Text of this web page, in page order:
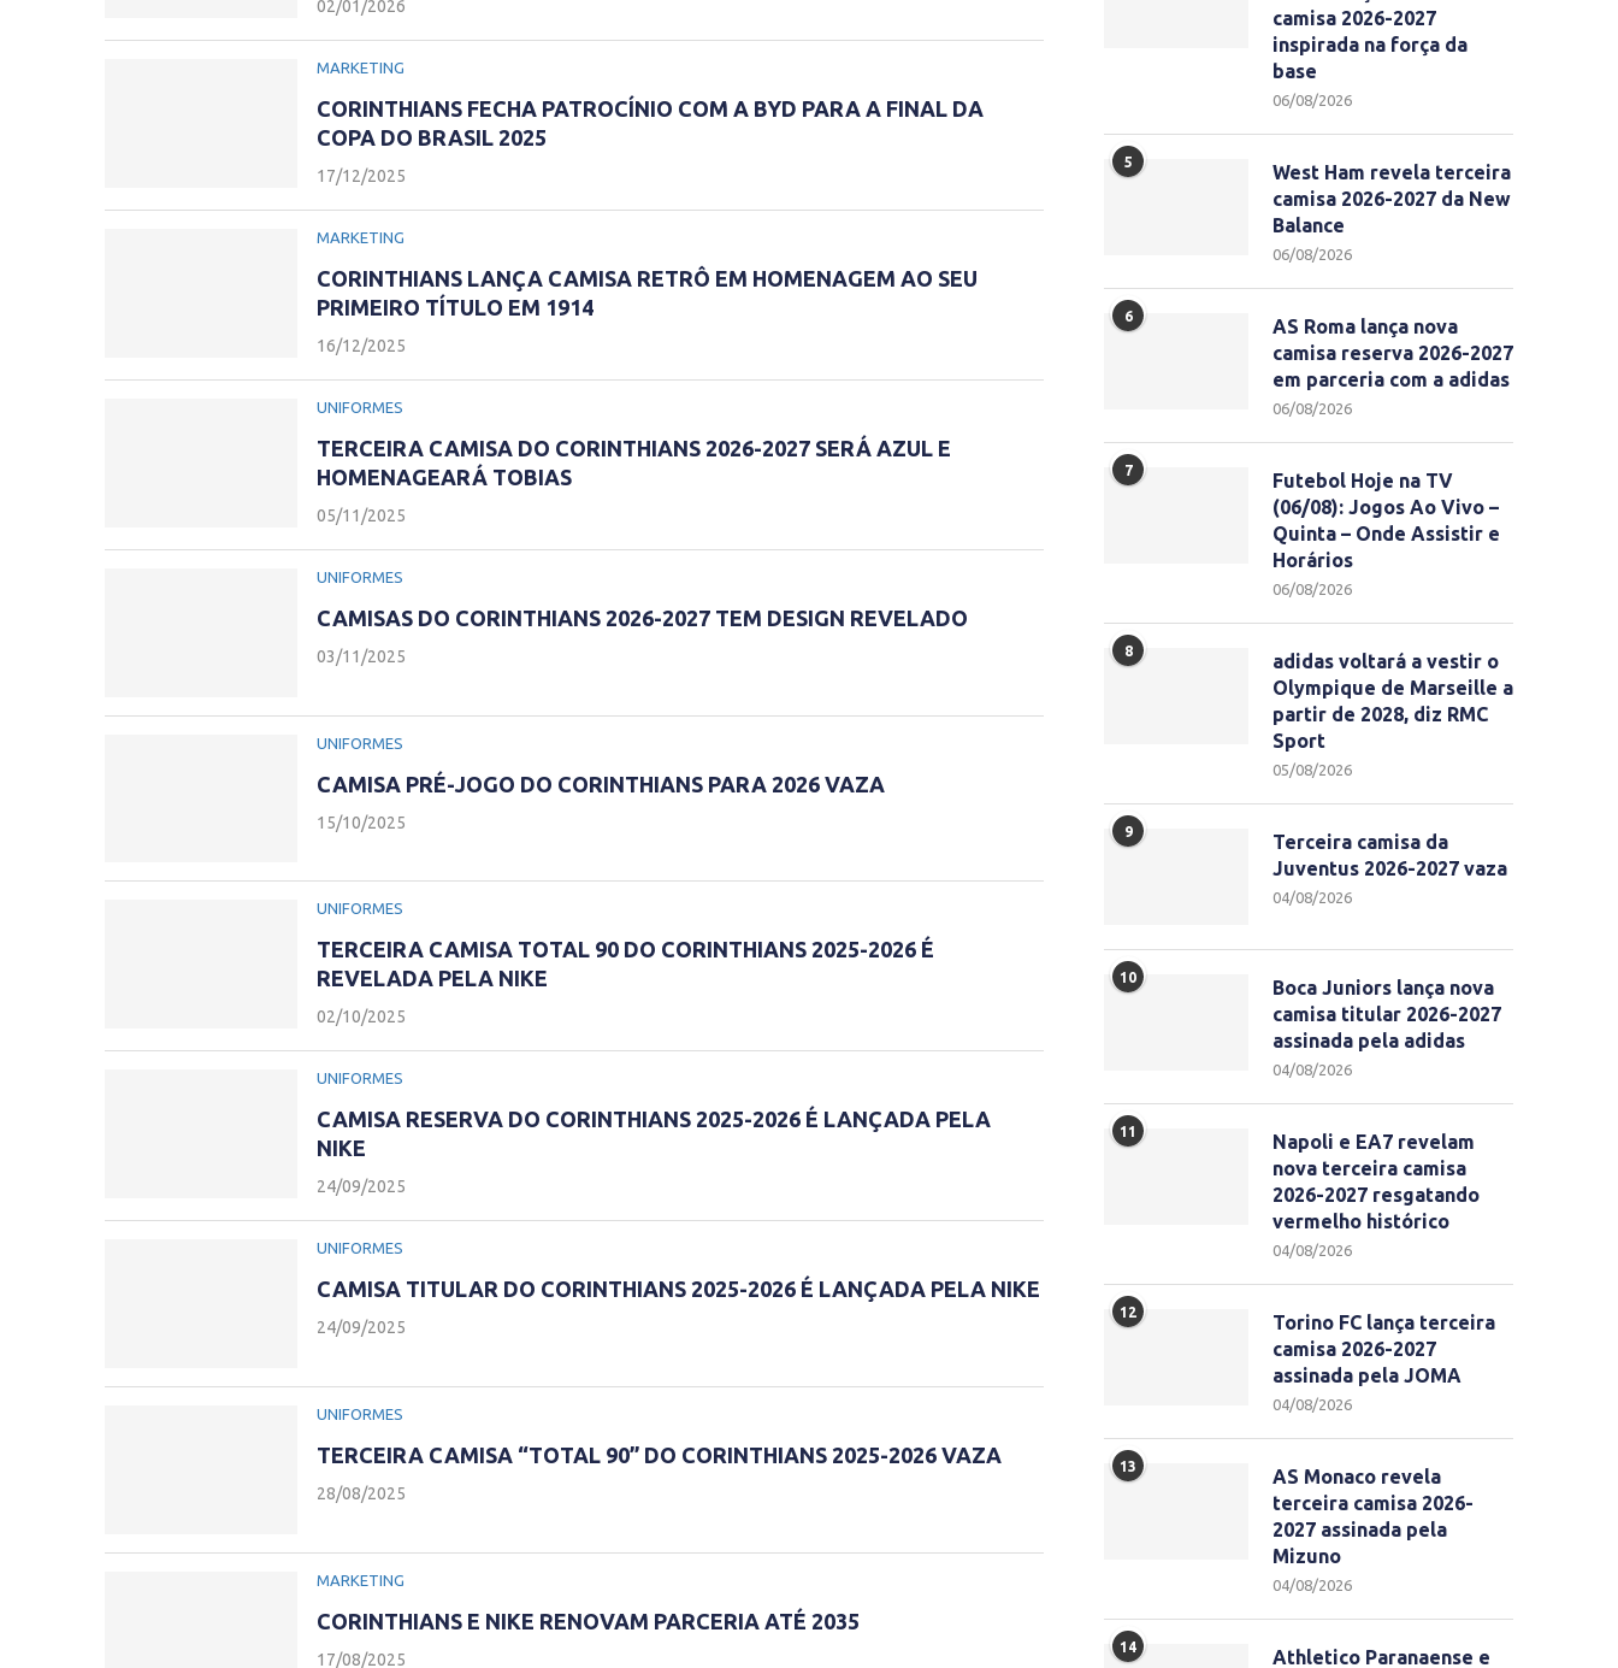
02/01/2026
MARKETING
CORINTHIANS FECHA PATROCÍNIO COM A BYD PARA A FINAL DA
COPA DO BRASIL 2025
17/12/2025
MARKETING
CORINTHIANS LANÇA CAMISA RETRÔ EM HOMENAGEM AO SEU
PRIMEIRO TÍTULO EM 1914
16/12/2025
UNIFORMES
TERCEIRA CAMISA DO CORINTHIANS 2026-2027 SERÁ AZUL E
HOMENAGEARÁ TOBIAS
05/11/2025
UNIFORMES
CAMISAS DO CORINTHIANS 2026-2027 TEM DESIGN REVELADO
03/11/2025
UNIFORMES
CAMISA PRÉ-JOGO DO CORINTHIANS PARA 2026 VAZA
15/10/2025
UNIFORMES
TERCEIRA CAMISA TOTAL 90 DO CORINTHIANS 2025-2026 É
REVELADA PELA NIKE
02/10/2025
UNIFORMES
CAMISA RESERVA DO CORINTHIANS 2025-2026 É LANÇADA PELA
NIKE
24/09/2025
UNIFORMES
CAMISA TITULAR DO CORINTHIANS 2025-2026 É LANÇADA PELA NIKE
24/09/2025
UNIFORMES
TERCEIRA CAMISA “TOTAL 90” DO CORINTHIANS 2025-2026 VAZA
28/08/2025
MARKETING
CORINTHIANS E NIKE RENOVAM PARCERIA ATÉ 2035
17/08/2025
camisa 2026-2027
inspirada na força da
base
06/08/2026
5
West Ham revela terceira
camisa 2026-2027 da New
Balance
06/08/2026
6
AS Roma lança nova
camisa reserva 2026-2027
em parceria com a adidas
06/08/2026
7
Futebol Hoje na TV
(06/08): Jogos Ao Vivo –
Quinta – Onde Assistir e
Horários
06/08/2026
8
adidas voltará a vestir o
Olympique de Marseille a
partir de 2028, diz RMC
Sport
05/08/2026
9
Terceira camisa da
Juventus 2026-2027 vaza
04/08/2026
10
Boca Juniors lança nova
camisa titular 2026-2027
assinada pela adidas
04/08/2026
11
Napoli e EA7 revelam
nova terceira camisa
2026-2027 resgatando
vermelho histórico
04/08/2026
12
Torino FC lança terceira
camisa 2026-2027
assinada pela JOMA
04/08/2026
13
AS Monaco revela
terceira camisa 2026-
2027 assinada pela
Mizuno
04/08/2026
14
Athletico Paranaense e